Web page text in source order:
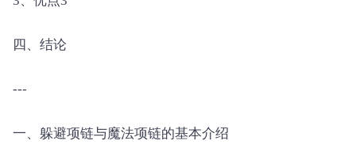
四、结论
---
一、躲避项链与魔法项链的基本介绍